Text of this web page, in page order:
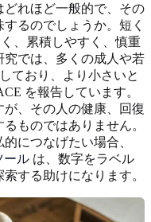
どれほど一般的で、その
るのでしょうか。短く
、累積しやすく、慎重
では、多くの成人や若
ており、より小さいと
を報告しています。
、その人の健康、回復
ものではありません。
につなげたい場合、
ール は、数字をラベル
する助けになります。